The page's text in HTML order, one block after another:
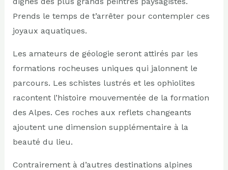
Prends le temps de t’arrêter pour contempler ces
joyaux aquatiques.
Les amateurs de géologie seront attirés par les
formations rocheuses uniques qui jalonnent le
parcours. Les schistes lustrés et les ophiolites
racontent l’histoire mouvementée de la formation
des Alpes. Ces roches aux reflets changeants
ajoutent une dimension supplémentaire à la
beauté du lieu.
Contrairement à d’autres destinations alpines